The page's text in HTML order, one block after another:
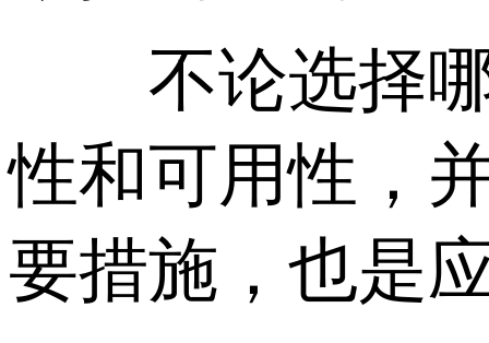
不论选择哪
性和可用性，
要措施，也是